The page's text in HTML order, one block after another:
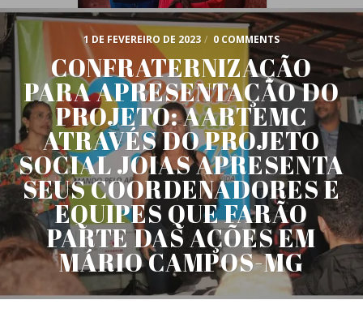
1 DE FEVEREIRO DE 2023 / 0 COMMENTS
CONFRATERNIZAÇÃO
PARA APRESENTAÇÃO DO
PROJETO: AARTEMC
ATRAVÉS DO PROJETO
SOCIAL JOIAS APRESENTA
SEUS COORDENADORES E
EQUIPES QUE FARÃO
PARTE DAS AÇÕES EM
MÁRIO CAMPOS-MG